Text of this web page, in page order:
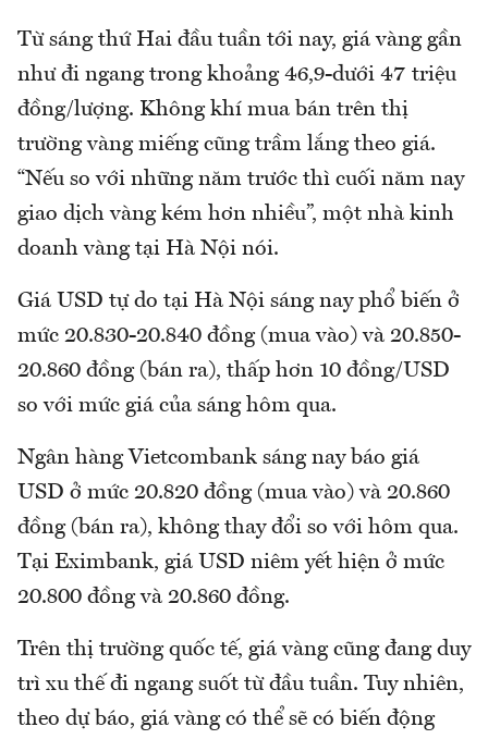
Từ sáng thứ Hai đầu tuần tới nay, giá vàng gần
như đi ngang trong khoảng 46,9-dưới 47 triệu
đồng/lượng. Không khí mua bán trên thị
trường vàng miếng cũng trầm lắng theo giá.
“Nếu so với những năm trước thì cuối năm nay
giao dịch vàng kém hơn nhiều”, một nhà kinh
doanh vàng tại Hà Nội nói.
Giá USD tự do tại Hà Nội sáng nay phổ biến ở
mức 20.830-20.840 đồng (mua vào) và 20.850-
20.860 đồng (bán ra), thấp hơn 10 đồng/USD
so với mức giá của sáng hôm qua.
Ngân hàng Vietcombank sáng nay báo giá
USD ở mức 20.820 đồng (mua vào) và 20.860
đồng (bán ra), không thay đổi so với hôm qua.
Tại Eximbank, giá USD niêm yết hiện ở mức
20.800 đồng và 20.860 đồng.
Trên thị trường quốc tế, giá vàng cũng đang duy
trì xu thế đi ngang suốt từ đầu tuần. Tuy nhiên,
theo dự báo, giá vàng có thể sẽ có biến động